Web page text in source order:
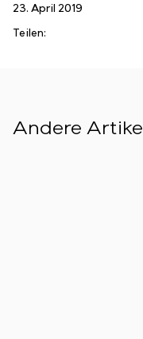
23. April 2019
Teilen:
Andere